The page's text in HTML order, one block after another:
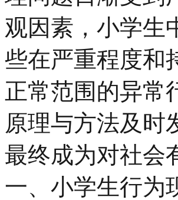
观因素，小学生
些在严重程度和
正常范围的异常
原理与方法及时
最终成为对社会
一、小学生行为